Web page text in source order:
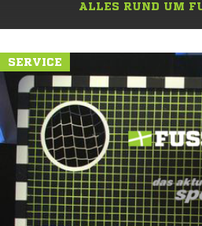
ALLES RUND UM
SERVICE